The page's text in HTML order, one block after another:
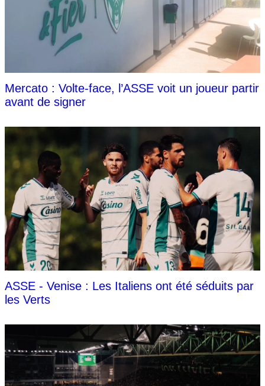
Mercato : Volte-face, l’ASSE voit un joueur partir
avant de signer
ASSE - Venise : Les Italiens ont été séduits par
les Verts